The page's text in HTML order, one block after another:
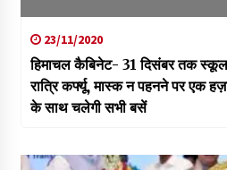
23/11/2020
हिमाचल कैबिनेट- 31 दिसंबर तक
रात्रि कर्फ्यू, मास्क न पहनने पर एक
के साथ चलेगी सभी बसें